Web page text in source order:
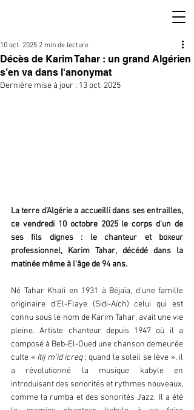
Décès de Karim Tahar : un grand Algérien
s’en va dans l'anonymat
10 oct. 2025 2 min de lecture
Dernière mise à jour : 13 oct. 2025
La terre d’Algérie a accueilli dans ses entrailles,
ce vendredi 10 octobre 2025 le corps d’un de
ses fils dignes : le chanteur et boxeur
professionnel, Karim Tahar, décédé dans la
matinée même à l’âge de 94 ans.
Né Tahar Khali en 1931 à Béjaïa, d’une famille
originaire d’El-Flaye (Sidi-Aïch) celui qui est
connu sous le nom de Karim Tahar, avait une vie
pleine. Artiste chanteur depuis 1947 où il a
composé à Beb-El-Oued une chanson demeurée
culte « Itij m’id icreq ; quand le soleil se lève », il
a révolutionné la musique kabyle en
introduisant des sonorités et rythmes nouveaux,
comme la rumba et des sonorités Jazz. Il a été